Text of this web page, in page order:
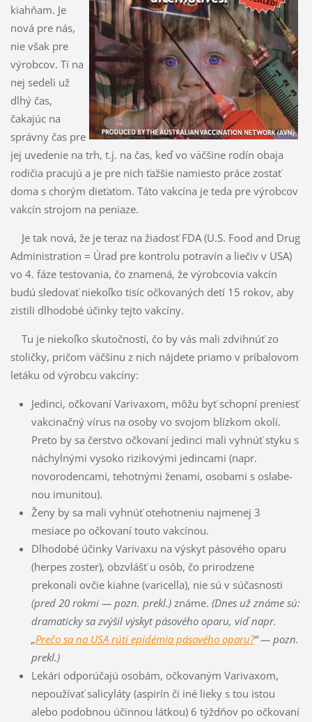
kiahňam. Je
nová pre nás,
nie však pre
výrobcov. Tí na
nej sede­li už
dlhý čas,
čakajúc na
správny čas pre
jej uvedenie na trh, t.j. na čas, keď vo väčšine rodín obaja
rodičia pracujú a je pre nich ťažšie namiesto práce zostať
doma s chorým dieťaťom. Táto vak­cína je teda pre výrobcov
vakcín strojom na peniaze.
Je tak nová, že je teraz na žiadosť FDA (U.S. Food and Drug
Administration = Úrad pre kontrolu potravín a liečiv v USA)
vo 4. fáze testovania, čo znamená, že výrobcovia vakcín
budú sledovať nie­koľko tisíc očkovaných detí 15 rokov, aby
zistili dlhodobé účinky tejto vakcíny.
Tu je niekoľko skutočností, čo by vás mali zdvihnúť zo
stoličky, pričom väčšinu z nich nájdete pria­mo v príbalovom
letáku od výrobcu vakcíny:
Jedinci, očkovaní Varivaxom, môžu byť schopní preniesť
vakcinačný vírus na osoby vo svo­jom blízkom okolí.
Preto by sa čerstvo očkovaní jedinci mali vyhnúť styku s
náchylnými vy­soko rizikovými jedincami (napr.
novorodencami, tehotnými ženami, osobami s oslabe­
nou imunitou).
Ženy by sa mali vyhnúť otehotneniu najmenej 3
mesiace po očkovaní touto vakcínou.
Dlhodobé účinky Varivaxu na výskyt pásového oparu
(herpes zoster), obzvlášť u osôb, čo prirodzene
prekonali ovčie kiahne (varicella), nie sú v súčasnosti
(pred 20 rokmi — pozn. prekl.)známe. (Dnes už známe sú:
dramaticky sa zvýšil výskyt pásového oparu, viď napr.
„Prečo sa na USA rúti epidémia pásového oparu?“ — pozn.
prekl.)
Lekári odporúčajú osobám, očkovaným Varivaxom,
nepoužívať salicyláty (aspirín či iné lie­ky s tou istou
alebo podobnou účinnou látkou) 6 týždňov po očkovaní